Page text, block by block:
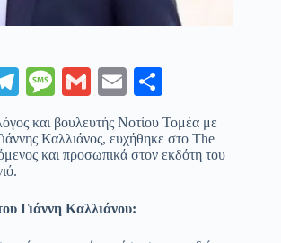
Te
gr
a
m
M
es
sa
ge
G
m
ail
E
m
ail
οι
ρ
α
και βουλευτής Νοτίου Τομέα με
Καλλιάνος, ευχήθηκε στο The
και προσωπικά στον εκδότη του
Γιάννη Καλλιάνου: